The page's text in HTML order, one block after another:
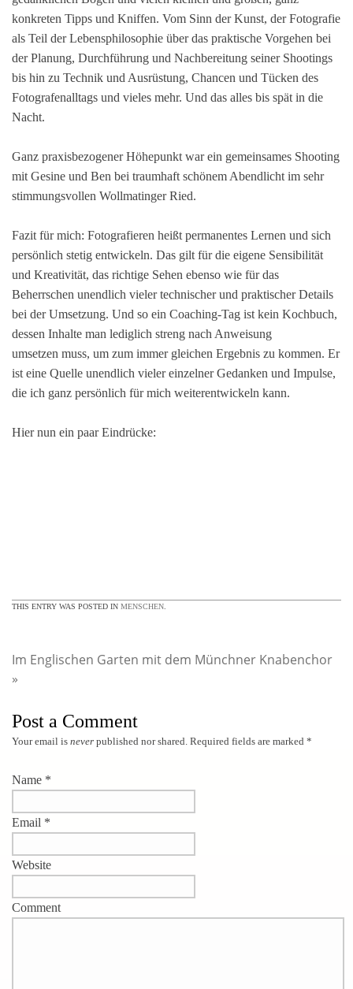
konkreten Tipps und Kniffen. Vom Sinn der Kunst, der Fotografie
als Teil der Lebensphilosophie über das praktische Vorgehen bei
der Planung, Durchführung und Nachbereitung seiner Shootings
bis hin zu Technik und Ausrüstung, Chancen und Tücken des
Fotografenalltags und vieles mehr. Und das alles bis spät in die
Nacht.
Ganz praxisbezogener Höhepunkt war ein gemeinsames Shooting
mit Gesine und Ben bei traumhaft schönem Abendlicht im sehr
stimmungsvollen Wollmatinger Ried.
Fazit für mich: Fotografieren heißt permanentes Lernen und sich
persönlich stetig entwickeln. Das gilt für die eigene Sensibilität
und Kreativität, das richtige Sehen ebenso wie für das
Beherrschen unendlich vieler technischer und praktischer Details
bei der Umsetzung. Und so ein Coaching-Tag ist kein Kochbuch,
dessen Inhalte man lediglich streng nach Anweisung
umsetzen muss, um zum immer gleichen Ergebnis zu kommen. Er
ist eine Quelle unendlich vieler einzelner Gedanken und Impulse,
die ich ganz persönlich für mich weiterentwickeln kann.
Hier nun ein paar Eindrücke:
THIS ENTRY WAS POSTED IN MENSCHEN
Im Englischen Garten mit dem Münchner Knabenchor
»
Post a Comment
Your email is never published nor shared. Required fields are marked *
Name *
Email *
Website
Comment